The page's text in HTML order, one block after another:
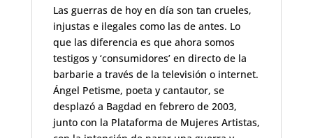
Las guerras de hoy en día son tan crueles,
injustas e ilegales como las de antes. Lo
que las diferencia es que ahora somos
testigos y ‘consumidores’ en directo de la
barbarie a través de la televisión o internet.
Ángel Petisme, poeta y cantautor, se
desplazó a Bagdad en febrero de 2003,
junto con la Plataforma de Mujeres Artistas,